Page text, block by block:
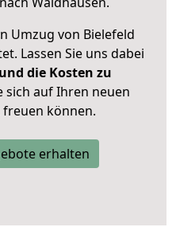
Umzug von Bielefeld
Lassen Sie uns dabei
die Kosten zu
sich auf Ihren neuen
können.
erhalten